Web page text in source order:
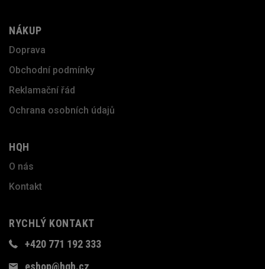
NÁKUP
Doprava
Obchodní podmínky
Reklamační řád
Ochrana osobních údajů
HQH
O nás
Kontakt
RYCHLÝ KONTAKT
+420 771 192 333
eshop@hqh.cz